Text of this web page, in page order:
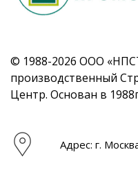
© 1988-2026 ООО
производственный
Центр. Основан в
Адрес: г.